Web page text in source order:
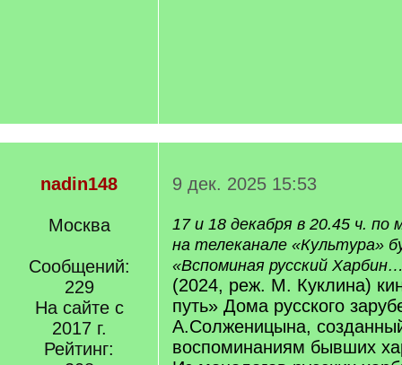
nadin148
Москва
Сообщений:
229
На сайте с
2017 г.
Рейтинг:
9 дек. 2025 15:53
17 и 18 декабря в 20.45 ч. по
на телеканале «Культура»
«Вспоминая русский
(2024, реж. М. Куклина)
путь» Дома русского
А.Солженицына,
воспоминаниям бывших